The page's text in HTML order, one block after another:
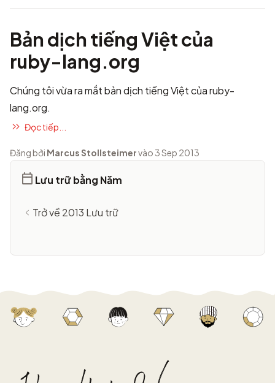
Bản dịch tiếng Việt của
ruby-lang.org
Chúng tôi vừa ra mắtbản dịch tiếng Việt của ruby-
lang.org.
Đọc tiếp...
Đăng bởi Marcus Stollsteimervào 3 Sep 2013
Lưu trữ bằng Năm
Trở về 2013 Lưu trữ